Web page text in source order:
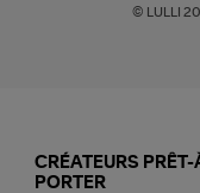
© LULLI
CRÉATEURS PRÊT-
PORTER